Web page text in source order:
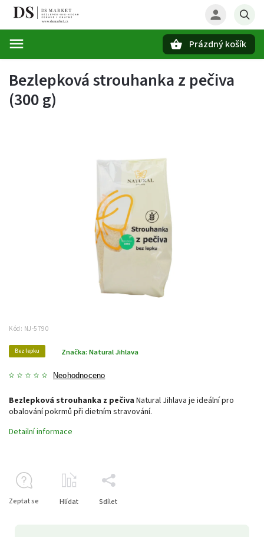
Prázdný košík
Bezlepková strouhanka z pečiva
(300 g)
Kód: NJ-5790
Bez lepku
Neohodnoceno
Značka: Natural Jihlava
Bezlepková strouhanka z pečiva Natural Jihlava je ideální pro
obalování pokrmů při dietním stravování.
Detailní informace
Zeptat se Hlídat Sdílet